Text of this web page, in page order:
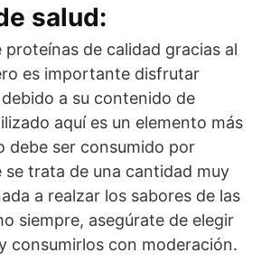
salud:
de calidad gracias al
es importante disfrutar
a su contenido de
aquí es un elemento más
debe ser consumido por
se trata de una cantidad muy
a realzar los sabores de las
siempre, asegúrate de elegir
consumirlos con moderación.